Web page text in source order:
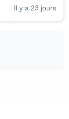
Il y a 23 jours